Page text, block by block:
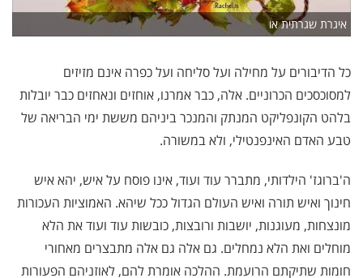
איגרת שגרתית או
כל הדיבורים על מחילה ועל סליחה ועל כפרה אינם מזיזים
למסוכסכים הכרוניים. אלה, כבר אמרנו, אוחזים ונאחזים כבר יובלות
בלהט הקונפליקט המנתק והמנכר ביניהם מששת ימי הבריאה של
טבע האדם האינפנטילי, ולא במשורה.
ה'ברוגז' הילדותי, מתברר עוד ועוד, אינו פוסח על איש, יהא איש
חינוך ואיש תורה ואיש העולם הגדול ככל שיהא. האמוציות העכורות
מונצחות, מעוגנות, יושבות ורובצות, כובשות עוד ועוד את הלא
מוחלים ואת הלא נמחלים. גם אלה גם אלה מתבצרים מאחורי
חומות שתיקתם הרועמת. ההלכה אומרת להם, לאוזניהם הפעורות